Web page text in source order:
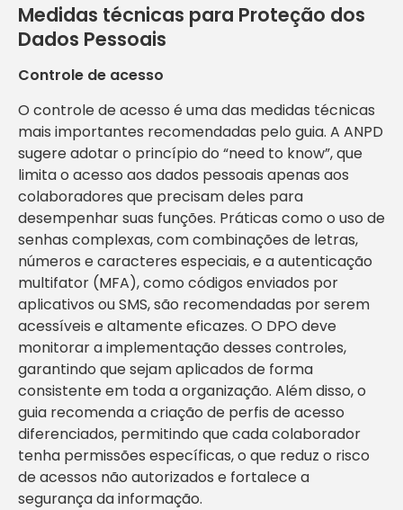
Medidas técnicas para Proteção dos
Dados Pessoais
Controle de acesso
O controle de acesso é uma das medidas técnicas
mais importantes recomendadas pelo guia. A ANPD
sugere adotar o princípio do “need to know”, que
limita o acesso aos dados pessoais apenas aos
colaboradores que precisam deles para
desempenhar suas funções. Práticas como o uso de
senhas complexas, com combinações de letras,
números e caracteres especiais, e a autenticação
multifator (MFA), como códigos enviados por
aplicativos ou SMS, são recomendadas por serem
acessíveis e altamente eficazes. O DPO deve
monitorar a implementação desses controles,
garantindo que sejam aplicados de forma
consistente em toda a organização. Além disso, o
guia recomenda a criação de perfis de acesso
diferenciados, permitindo que cada colaborador
tenha permissões específicas, o que reduz o risco
de acessos não autorizados e fortalece a
segurança da informação.